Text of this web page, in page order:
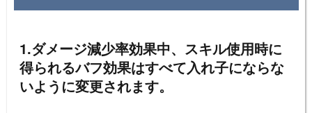
1.ダメージ減少率効果中、スキル使用時に
得られるバフ効果はすべて入れ子にならな
いように変更されます。